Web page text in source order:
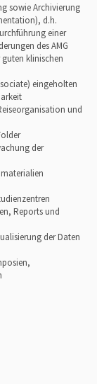
sowie Archivierung
d.h.
einer
des AMG
klinischen
eingeholten
und
der
Reports und
der Daten